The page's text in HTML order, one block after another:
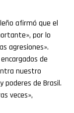
afirmó que el
por lo
agresiones».
de
nuestro
poderes de Brasil.
veces»,